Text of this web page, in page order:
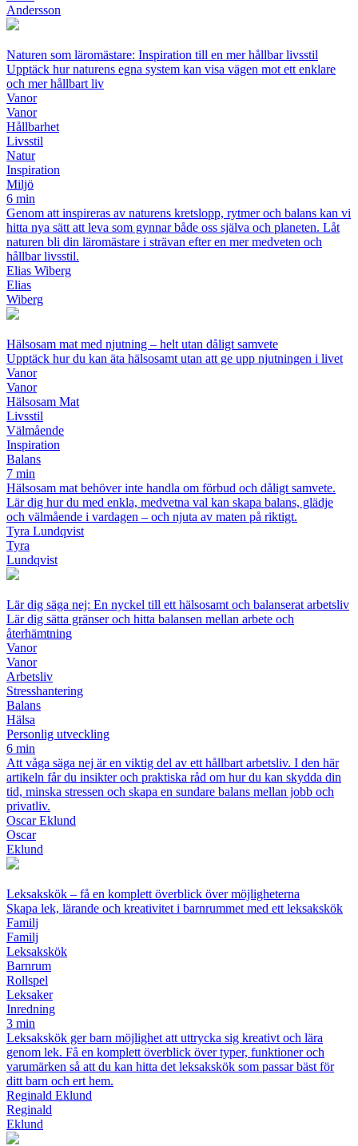
Andersson
Naturen som läromästare: Inspiration till en mer hållbar livsstil
Upptäck hur naturens egna system kan visa vägen mot ett enklare
och mer hållbart liv
Vanor
Vanor
Hållbarhet
Livsstil
Natur
Inspiration
Miljö
6 min
Genom att inspireras av naturens kretslopp, rytmer och balans kan vi
hitta nya sätt att leva som gynnar både oss själva och planeten. Låt
naturen bli din läromästare i strävan efter en mer medveten och
hållbar livsstil.
Elias Wiberg
Elias
Wiberg
Hälsosam mat med njutning – helt utan dåligt samvete
Upptäck hur du kan äta hälsosamt utan att ge upp njutningen i livet
Vanor
Vanor
Hälsosam Mat
Livsstil
Välmående
Inspiration
Balans
7 min
Hälsosam mat behöver inte handla om förbud och dåligt samvete.
Lär dig hur du med enkla, medvetna val kan skapa balans, glädje
och välmående i vardagen – och njuta av maten på riktigt.
Tyra Lundqvist
Tyra
Lundqvist
Lär dig säga nej: En nyckel till ett hälsosamt och balanserat arbetsliv
Lär dig sätta gränser och hitta balansen mellan arbete och
återhämtning
Vanor
Vanor
Arbetsliv
Stresshantering
Balans
Hälsa
Personlig utveckling
6 min
Att våga säga nej är en viktig del av ett hållbart arbetsliv. I den här
artikeln får du insikter och praktiska råd om hur du kan skydda din
tid, minska stressen och skapa en sundare balans mellan jobb och
privatliv.
Oscar Eklund
Oscar
Eklund
Leksakskök – få en komplett överblick över möjligheterna
Skapa lek, lärande och kreativitet i barnrummet med ett leksakskök
Familj
Familj
Leksakskök
Barnrum
Rollspel
Leksaker
Inredning
3 min
Leksakskök ger barn möjlighet att uttrycka sig kreativt och lära
genom lek. Få en komplett överblick över typer, funktioner och
varumärken så att du kan hitta det leksakskök som passar bäst för
ditt barn och ert hem.
Reginald Eklund
Reginald
Eklund